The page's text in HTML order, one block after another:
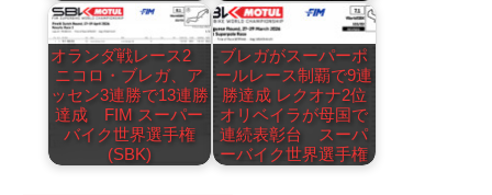
オランダ戦レース2
ニコロ・ブレガ、ア
ッセン3連勝で13連勝
達成 FIM スーパー
バイク世界選手権
(SBK)
ブレガがスーパーポ
ールレース制覇で9連
勝達成 レクオナ2位
オリベイラが母国で
連続表彰台 スーパ
ーバイク世界選手権